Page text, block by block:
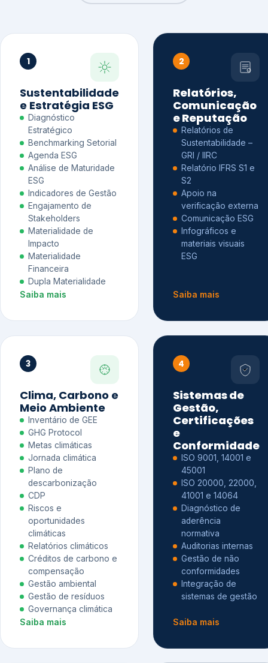
1
Sustentabilidade
e Estratégia ESG
Diagnóstico
Estratégico
Benchmarking Setorial
Agenda ESG
Análise de Maturidade
ESG
Indicadores de Gestão
Engajamento de
Stakeholders
Materialidade de
Impacto
Materialidade
Financeira
Dupla Materialidade
Saiba mais
2
Relatórios,
Comunicação
e Reputação
Relatórios de
Sustentabilidade –
GRI / IIRC
Relatório IFRS S1 e
S2
Apoio na
verificação externa
Comunicação ESG
Infográficos e
materiais visuais
ESG
Saiba mais
3
Clima, Carbono e
Meio Ambiente
Inventário de GEE
GHG Protocol
Metas climáticas
Jornada climática
Plano de
descarbonização
CDP
Riscos e
oportunidades
climáticas
Relatórios climáticos
Créditos de carbono e
compensação
Gestão ambiental
Gestão de resíduos
Governança climática
Saiba mais
4
Sistemas de
Gestão,
Certificações
e
Conformidade
ISO 9001, 14001 e
45001
ISO 20000, 22000,
41001 e 14064
Diagnóstico de
aderência
normativa
Auditorias internas
Gestão de não
conformidades
Integração de
sistemas de gestão
Saiba mais